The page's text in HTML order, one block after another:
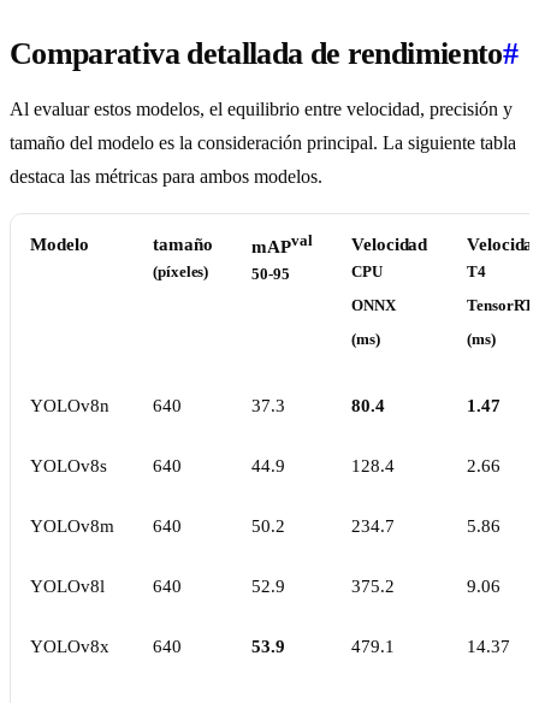
Comparativa detallada de rendimiento#
Al evaluar estos modelos, el equilibrio entre velocidad, precisión y
tamaño del modelo es la consideración principal. La siguiente tabla
destaca las métricas para ambos modelos.
Modelo tamaño
(píxeles)
mAPval
50-95
Velocidad
CPU
ONNX
(ms)
T4
(ms)
YOLOv8n 640 37.3 80.4 1.47
YOLOv8s 640 44.9 128.4 2.66
YOLOv8m 640 50.2 234.7 5.86
YOLOv8l 640 52.9 375.2 9.06
YOLOv8x 640 53.9 479.1 14.37